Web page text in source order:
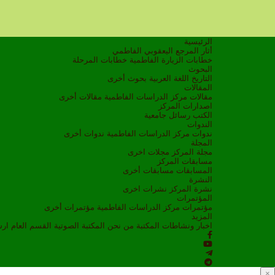
الرئيسية
أثار المرجع اليعقوبي الفاطمي
خطابات الزيارة الفاطمية خطابات المرحلة
البحوث
التاريخ
اللغة العربية بحوث أخرى
المقالات
مقالات مركز الدراسات الفاطمية مقالات أخرى
اصدارات المركز
الكتب رسائل جامعية
الندوات
ندوات مركز الدراسات الفاطمية ندوات أخرى
المجلة
مجلة المركز مجلات اخرى
مسابقات المركز
المسابقات مسابقات أخرى
النشرة
نشرة المركز نشرات اخرى
المؤتمرات
مؤتمرات مركز الدراسات الفاطمية مؤتمرات أخرى
المزيد
اخبار ونشاطات
المكتبة من نحن المكتبة الصوتية القسم العام